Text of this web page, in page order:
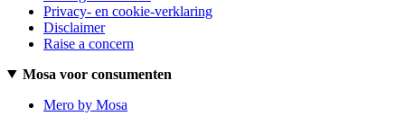
Privacy- en cookie-verklaring
Disclaimer
Raise a concern
Mosa voor consumenten
Mero by Mosa